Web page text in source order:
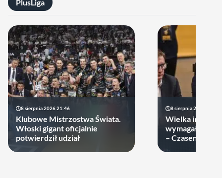
PlusLiga
8 sierpnia 2026 21:46
Klubowe Mistrzostwa Świata.
Włoski gigant oficjalnie
potwierdził udział
8 sierpnia 2026 19:22
Wielka impreza
wymagała
– Czasem